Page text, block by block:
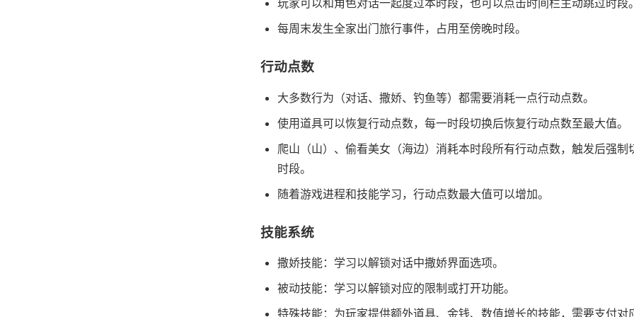
每周末发生全家出门旅行事件，占用至傍晚时段。
行动点数
大多数行为（对话、撒娇、钓鱼等）都需要消耗一点行动点数。
使用道具可以恢复行动点数，每一时段切换后恢复行动点数至最大值。
爬山（山）、偷看美女（海边）消耗本时段所有行动点数，触发后强制
时段。
随着游戏进程和技能学习，行动点数最大值可以增加。
技能系统
撒娇技能：学习以解锁对话中撒娇界面选项。
被动技能：学习以解锁对应的限制或打开功能。
特殊技能：为玩家提供额外道具、金钱、数值增长的技能，需要支付对